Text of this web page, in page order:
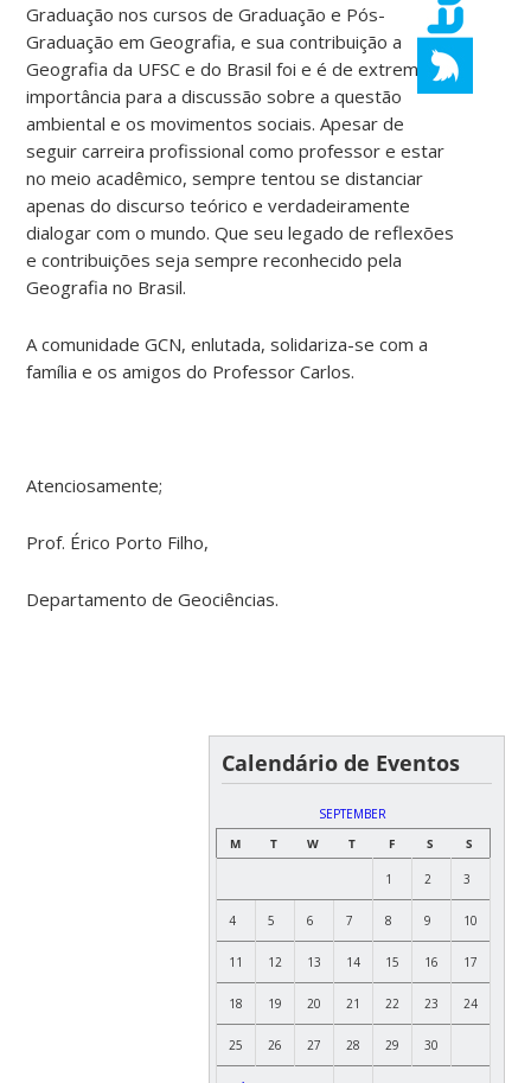
Graduação nos cursos de Graduação e Pós-
Graduação em Geografia, e sua contribuição a
Geografia da UFSC e do Brasil foi e é de extrema
importância para a discussão sobre a questão
ambiental e os movimentos sociais. Apesar de
seguir carreira profissional como professor e estar
no meio acadêmico, sempre tentou se distanciar
apenas do discurso teórico e verdadeiramente
dialogar com o mundo. Que seu legado de reflexões
e contribuições seja sempre reconhecido pela
Geografia no Brasil.
A comunidade GCN, enlutada, solidariza-se com a
família e os amigos do Professor Carlos.
Atenciosamente;
Prof. Érico Porto Filho,
Departamento de Geociências.
Calendário de Eventos
SEPTEMBER
M
T W T F S S
1 2 3
4 5 6 7 8 9 10
11 12 13 14 15 16 17
18 19 20 21 22 23 24
25 26 27 28 29 30